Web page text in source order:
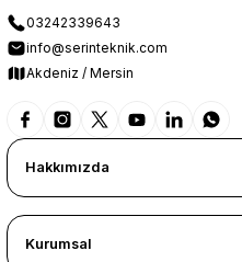
03242339643
info@serinteknik.com
Akdeniz / Mersin
Hakkımızda
Kurumsal